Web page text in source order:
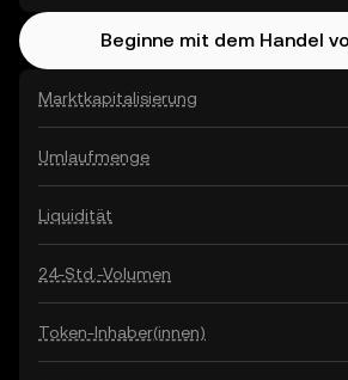
Marktkapitalisierung
Umlaufmenge
Liquidität
24-Std.-Volumen
Token-Inhaber(innen)
Beginne mit dem Handel